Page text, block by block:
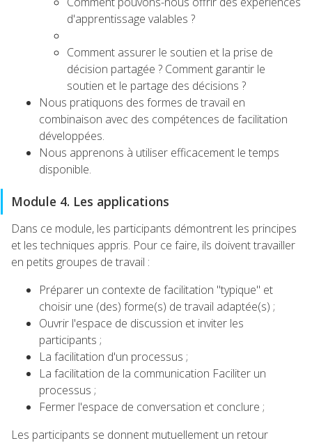
d'apprentissage valables ?
Comment assurer le soutien et la prise de
décision partagée ? Comment garantir le
soutien et le partage des décisions ?
Nous pratiquons des formes de travail en
combinaison avec des compétences de facilitation
développées.
Nous apprenons à utiliser efficacement le temps
disponible.
Module 4. Les applications
Dans ce module, les participants démontrent les principes
et les techniques appris. Pour ce faire, ils doivent travailler
en petits groupes de travail :
Préparer un contexte de facilitation "typique" et
choisir une (des) forme(s) de travail adaptée(s) ;
Ouvrir l'espace de discussion et inviter les
participants ;
La facilitation d'un processus ;
La facilitation de la communication Faciliter un
processus ;
Fermer l'espace de conversation et conclure ;
Les participants se donnent mutuellement un retour